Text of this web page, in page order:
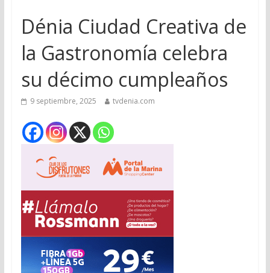
Dénia Ciudad Creativa de
la Gastronomía celebra
su décimo cumpleaños
9 septiembre, 2025 tvdenia.com